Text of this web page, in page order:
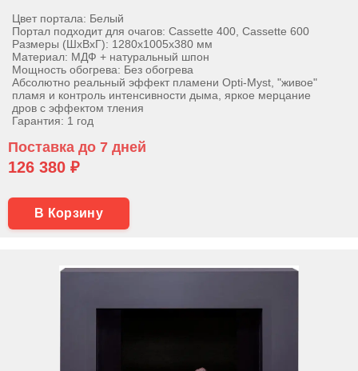
Цвет портала: Белый
Портал подходит для очагов: Cassette 400, Cassette 600
Размеры (ШхВхГ): 1280х1005х380 мм
Материал: МДФ + натуральный шпон
Мощность обогрева: Без обогрева
Абсолютно реальный эффект пламени Opti-Myst, "живое"
пламя и контроль интенсивности дыма, яркое мерцание
дров с эффектом тления
Гарантия: 1 год
Поставка до 7 дней
126 380 ₽
В Корзину